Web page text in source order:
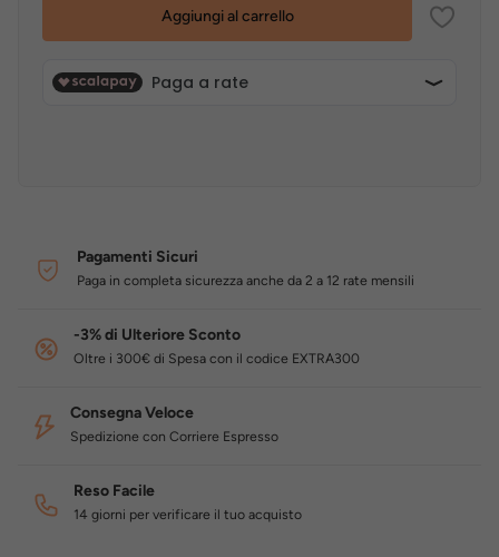
Aggiungi al carrello
Pagamenti Sicuri
Paga in completa sicurezza anche da 2 a 12 rate mensili
-3% di Ulteriore Sconto
Oltre i 300€ di Spesa con il codice EXTRA300
Consegna Veloce
Spedizione con Corriere Espresso
Reso Facile
14 giorni per verificare il tuo acquisto